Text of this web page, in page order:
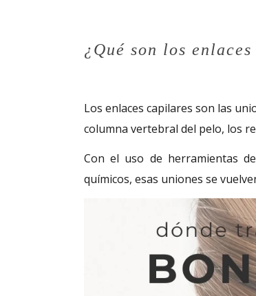
¿Qué son los
Los enlaces capilares son las
columna vertebral del pelo, los
Con el uso de herramientas
químicos, esas uniones se